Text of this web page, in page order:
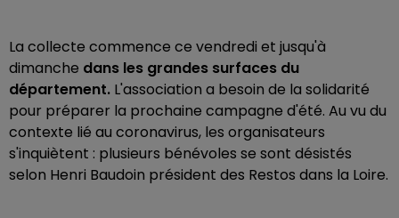
La collecte commence ce vendredi et jusqu'à
dimanche dans les grandes surfaces du
département. L'association a besoin de la solidarité
pour préparer la prochaine campagne d'été. Au vu du
contexte lié au coronavirus, les organisateurs
s'inquiètent : plusieurs bénévoles se sont désistés
selon Henri Baudoin président des Restos dans la Loire.